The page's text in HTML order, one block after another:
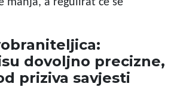
dovoljno precizne,
priziva savjesti